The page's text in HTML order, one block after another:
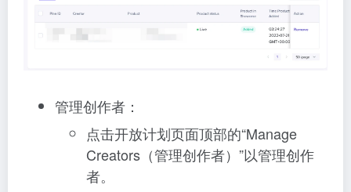
管理创作者：
点击开放计划页面顶部的“Manage
Creators（管理创作者）”以管理创作
者。